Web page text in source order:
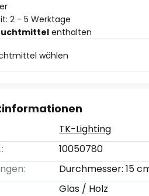
2 - 5 Werktage
enthalten
wählen
TK-Lighting
10050780
Durchmesser: 15
Glas / Holz